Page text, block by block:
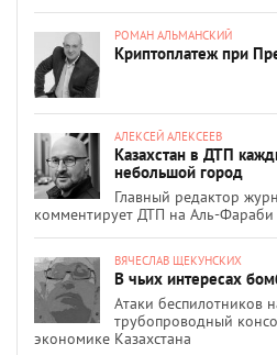
РОМАН АЛЬМАНСКИЙ
Криптоплатеж при
АЛЕКСЕЙ АЛЕКСЕЕВ
Казахстан в ДТП
небольшой город
Главный редактор
комментирует ДТП на Аль-Фараби
ВЯЧЕСЛАВ ЩЕКУНСКИХ
В чьих интересах
Атаки беспилотников
трубопроводный
экономике Казахстана